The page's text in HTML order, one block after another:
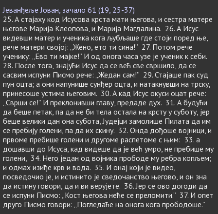
Јеванђеље Јован, зачало 61 (19, 25-37)
25. А стајаху код Исусова крста мати његова, и сестра матере
његове Марија Клеопова, и Марија Магдалина. 26. А Исус
видевши матер и ученика кога љубљаше где стоји поред ње,
рече матери својој: „Жено, ето ти сина!” 27. Потом рече
ученику: „Ево ти мајке!” И од онога часа узе је ученик к себи.
28. После тога, знајући Исус да се већ све свршило, да се
сасвим испуни Писмо рече: „Жедан сам!” 29. Стајаше пак суд
пун оцта; а они напунише сунђер оцта, и натакнувши на трску,
принесоше устима његовим. 30. А кад Исус окуси оцат рече:
„Сврши се!” И преклонивши главу, предаде дух. 31. А будући
да беше петак, па да не би тела остала на крсту у суботу, јер
беше велики дан она субота, Јудејци замолише Пилата да им
се пребију голени, па да их скину. 32. Онда дођоше војници, и
првоме пребише голени и другоме распетоме с њим: 33. а
дошавши до Исуса, кад видеше да је већ умро, не пребише му
голени, 34. Него један од војника прободе му ребра копљем;
и одмах изиђе крв и вода. 35. И онај који је видео,
посведочио је, и истинито је сведочанство његово, и он зна
да истину говори, да и ви верујете. 36. Јер се ово догоди да
се испуни Писмо: „Кост његова неће се преломити.” 37. И опет
друго Писмо говори: „Погледаће на онога кога прободоше.”